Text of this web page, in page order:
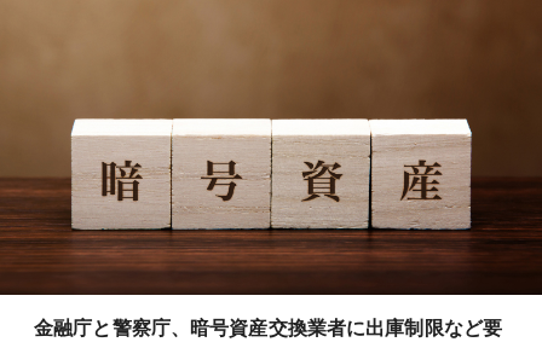
金融庁と警察庁、暗号資産交換業者に出庫制限など要